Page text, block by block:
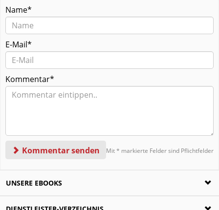
Name*
E-Mail*
Kommentar*
Kommentar senden Mit * markierte Felder sind Pflichtfelder
UNSERE EBOOKS